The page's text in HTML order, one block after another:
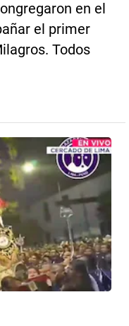
en el
el primer
Todos